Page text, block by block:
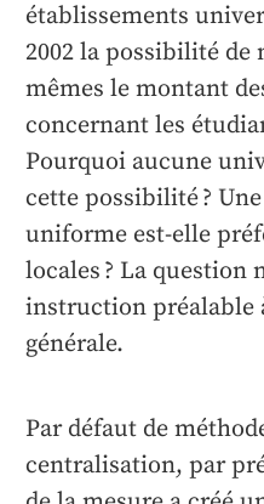
établissements
2002 la possibilité
mêmes le montant
concernant les
Pourquoi aucune
cette possibilité ?
uniforme est-elle
locales ? La question
instruction préalable
générale.
Par défaut de
centralisation, par